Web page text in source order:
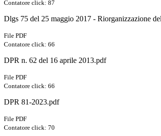
Contatore click: 87
Dlgs 75 del 25 maggio 2017 - Riorganizzazione
File PDF
Contatore click: 66
DPR n. 62 del 16 aprile 2013.pdf
File PDF
Contatore click: 66
DPR 81-2023.pdf
File PDF
Contatore click: 70